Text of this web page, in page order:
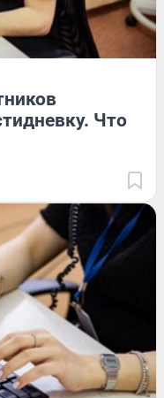
Что